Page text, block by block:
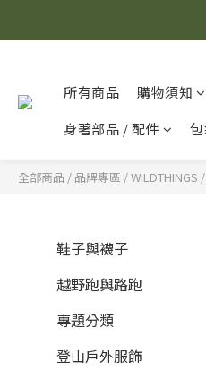
所有商品 購物須知
身著部品 / 配件
全部商品 / 品牌專區 /WILDTHINGS /
鞋子與襪子
越野跑與路跑
專題分類
登山戶外服飾